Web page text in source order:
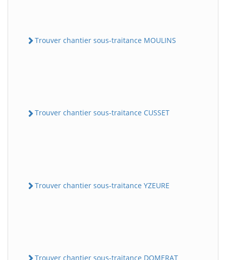
Trouver chantier sous-traitance MOULINS
Trouver chantier sous-traitance CUSSET
Trouver chantier sous-traitance YZEURE
Trouver chantier sous-traitance DOMERAT